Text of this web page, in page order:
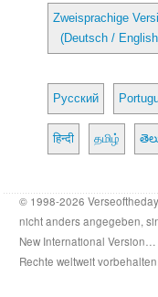
Zweisprachige
(Deutsch /
Русский
हिन्दी தமிழ்
© 1998-2026
nicht anders angegeben,
New International
Rechte weltweit vorbehalten.